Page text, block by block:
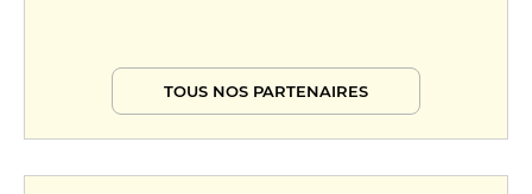
TOUS NOS PARTENAIRES